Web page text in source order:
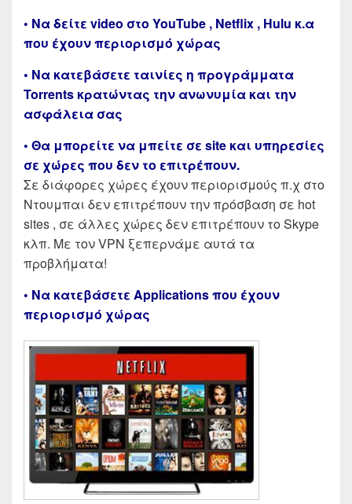
• Να δείτε video στο YouTube , Netflix , Hulu κ.α
που έχουν περιορισμό χώρας
• Να κατεβάσετε ταινίες η προγράμματα
Torrents κρατώντας την ανωνυμία και την
ασφάλεια σας
• Θα μπορείτε να μπείτε σε site και υπηρεσίες
σε χώρες που δεν το επιτρέπουν.
Σε διάφορες χώρες έχουν περιορισμούς π.χ στο
Ντουμπαι δεν επιτρέπουν την πρόσβαση σε hot
sites , σε άλλες χώρες δεν επιτρέπουν το Skype
κλπ. Με τον VPN ξεπερνάμε αυτά τα
προβλήματα!
• Να κατεβάσετε Applications που έχουν
περιορισμό χώρας